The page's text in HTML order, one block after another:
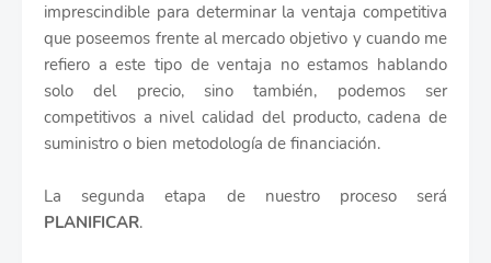
imprescindible para determinar la ventaja competitiva
que poseemos frente al mercado objetivo y cuando me
refiero a este tipo de ventaja no estamos hablando
solo del precio, sino también, podemos ser
competitivos a nivel calidad del producto, cadena de
suministro o bien metodología de financiación.
La segunda etapa de nuestro proceso será
PLANIFICAR.